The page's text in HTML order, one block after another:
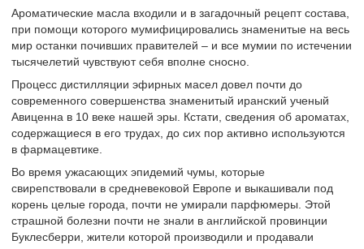
Ароматические масла входили и в загадочный рецепт состава,
при помощи которого мумифицировались знаменитые на весь
мир останки почивших правителей – и все мумии по истечении
тысячелетий чувствуют себя вполне сносно.
Процесс дистилляции эфирных масел довел почти до
современного совершенства знаменитый иранский ученый
Авиценна в 10 веке нашей эры. Кстати, сведения об ароматах,
содержащиеся в его трудах, до сих пор активно используются
в фармацевтике.
Во время ужасающих эпидемий чумы, которые
свирепствовали в средневековой Европе и выкашивали под
корень целые города, почти не умирали парфюмеры. Этой
страшной болезни почти не знали в английской провинции
Буклесберри, жители которой производили и продавали